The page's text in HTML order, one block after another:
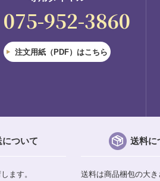
075-952-3860
注文用紙（PDF）はこちら
について
ます。
送料に
送料は商品梱包の大